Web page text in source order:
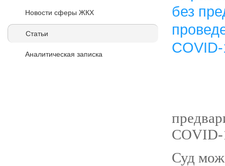
Новости сферы ЖКХ
Статьи
Аналитическая записка
COVID-
Суд